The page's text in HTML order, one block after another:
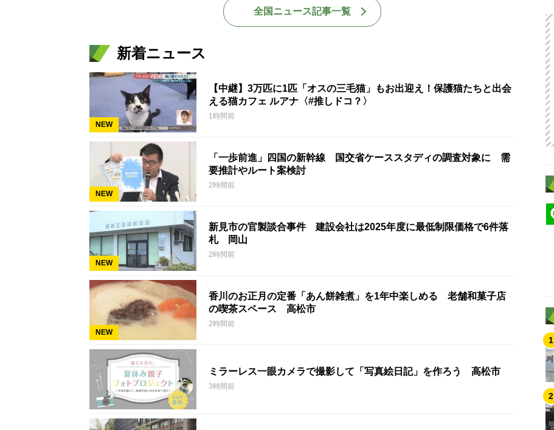
全国ニュース記事一覧
新着ニュース
NEW
【中継】3万匹に1匹「オスの三毛猫」もお出迎え！保護猫たちと出会
える猫カフェ ルアナ〈#推しドコ？〉
1時間前
NEW
「一歩前進」四国の新幹線 国交省ケーススタディの調査対象に 需
要推計やルート案検討
2時間前
NEW
新見市の官製談合事件 建設会社は2025年度に最低制限価格で6件落
札 岡山
2時間前
NEW
香川のお正月の定番「あん餅雑煮」を1年中楽しめる 老舗和菓子店
の喫茶スペース 高松市
2時間前
ミラーレス一眼カメラで撮影して「写真絵日記」を作ろう 高松市
3時間前
1
2